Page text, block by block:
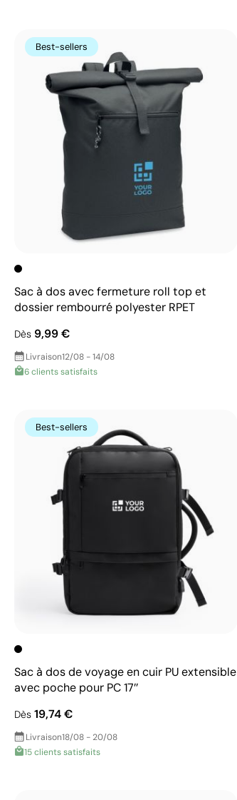
Best-sellers
Sac à dos avec fermeture roll top et
dossier rembourré polyester RPET
Dès 9,99 €
Livraison12/08 - 14/08
6 clients satisfaits
Best-sellers
Sac à dos de voyage en cuir PU extensible
avec poche pour PC 17’’
Dès 19,74 €
Livraison18/08 - 20/08
15 clients satisfaits